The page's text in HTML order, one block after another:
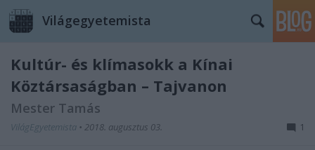
Világegyetemista
Kultúr- és klímasokk a Kínai
Köztársaságban – Tajvanon
Mester Tamás
VilágEgyetemista • 2018. augusztus 03. 1